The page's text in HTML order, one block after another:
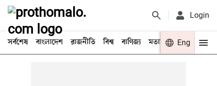
Login
সর্বশেষ বাংলাদেশ রাজনীতি বিশ্ব বাণিজ্য মতামত খেলা
Eng